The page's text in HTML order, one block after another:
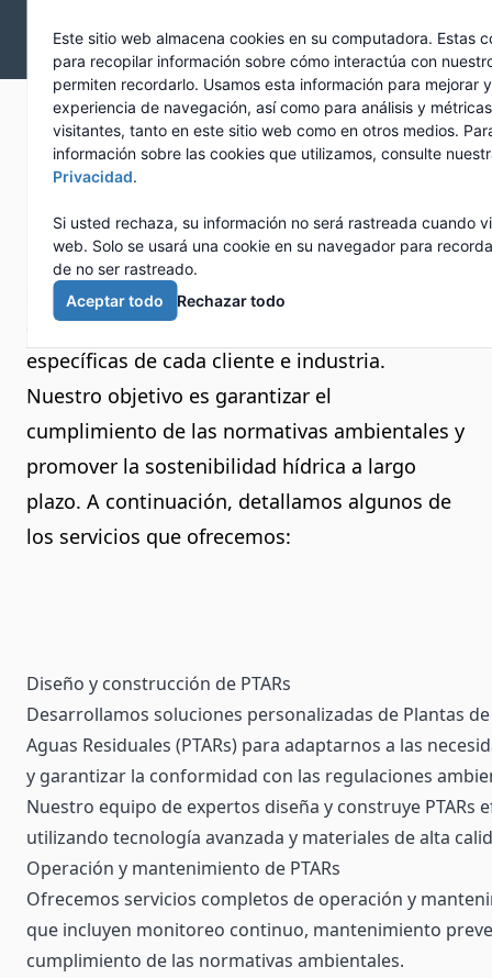
Este sitio web almacena cookies en su computadora. Estas
para recopilar información sobre cómo interactúa con
permiten recordarlo. Usamos esta información para mejorar
experiencia de navegación, así como para análisis y
visitantes, tanto en este sitio web como en otros medios.
información sobre las cookies que utilizamos, consulte
Privacidad.
Si usted rechaza, su información no será rastreada cuando
web. Solo se usará una cookie en su navegador para
de no ser rastreado.
Aceptar todo
Rechazar todo
Newcalgon
Tratamiento de aguas
residuales
En Newcalgon, nos especializamos en ofrecer
soluciones integrales para el tratamiento de
aguas residuales, adaptadas a las necesidades
específicas de cada cliente e industria.
Nuestro objetivo es garantizar el
cumplimiento de las normativas ambientales y
promover la sostenibilidad hídrica a largo
plazo. A continuación, detallamos algunos de
los servicios que ofrecemos:
Diseño y construcción de PTARs
Desarrollamos soluciones personalizadas de Plantas
Aguas Residuales (PTARs) para adaptarnos a las
y garantizar la conformidad con las regulaciones
Nuestro equipo de expertos diseña y construye PTARs
utilizando tecnología avanzada y materiales de alta
Operación y mantenimiento de PTARs
Ofrecemos servicios completos de operación y
que incluyen monitoreo continuo, mantenimiento
cumplimiento de las normativas ambientales.